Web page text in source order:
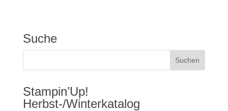
Suche
Stampin’Up!
Herbst-/Winterkatalog